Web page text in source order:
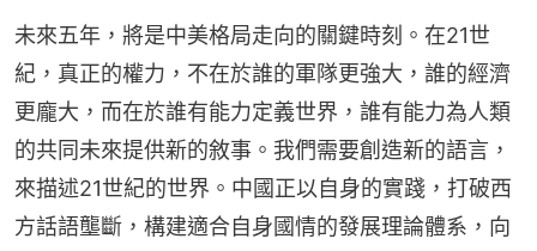
未來五年，將是中美格局走向的關鍵時刻。在21世
紀，真正的權力，不在於誰的軍隊更強大，誰的經濟
更龐大，而在於誰有能力定義世界，誰有能力為人類
的共同未來提供新的敘事。我們需要創造新的語言，
來描述21世紀的世界。中國正以自身的實踐，打破西
方話語壟斷，構建適合自身國情的發展理論體系，向